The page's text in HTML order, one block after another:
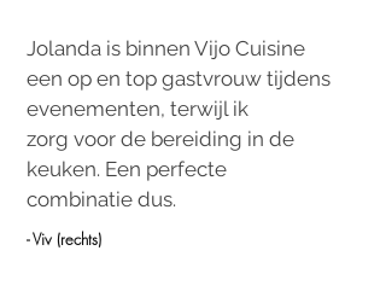
Jolanda is binnen Vijo Cuisine
een op en top gastvrouw tijdens
evenementen, terwijl ik
zorg voor de bereiding in de
keuken. Een perfecte
combinatie dus.
- Viv (rechts)